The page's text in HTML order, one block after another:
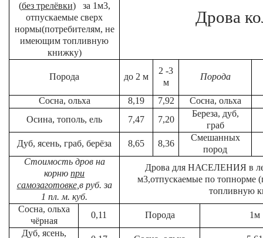
(без трелёвки) за 1м3,
отпускаемые сверх
нормы(потребителям, не
имеющим топливную
книжку)
Дрова
Порода до 2 м
2 -3
м
Порода
Сосна, ольха 8,19 7,92
Сосна, ольха
Осина, тополь, ель
7,47 7,20
Береза, дуб,
граб
Дуб, ясень, граб, берёза
8,65 8,36
Смешанных
пород
Стоимость дров на
корню при
самозаготовке,в руб. за
1 пл. м. куб.
Дрова для НАСЕЛЕНИЯ в
м3,отпускаемые по топнорме
топливную
Сосна, ольха
чёрная
0,11 Порода
1м
Дуб, ясень,